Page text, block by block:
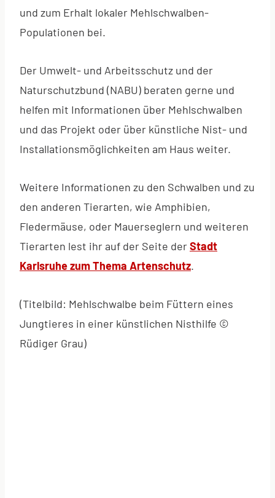
und zum Erhalt lokaler Mehlschwalben-
Populationen bei.
Der Umwelt- und Arbeitsschutz und der
Naturschutzbund (NABU) beraten gerne und
helfen mit Informationen über Mehlschwalben
und das Projekt oder über künstliche Nist- und
Installationsmöglichkeiten am Haus weiter.
Weitere Informationen zu den Schwalben und zu
den anderen Tierarten, wie Amphibien,
Fledermäuse, oder Mauerseglern und weiteren
Tierarten lest ihr auf der Seite derStadt
Karlsruhe zum Thema Artenschutz.
(Titelbild: Mehlschwalbe beim Füttern eines
Jungtieres in einer künstlichen Nisthilfe ©
Rüdiger Grau)